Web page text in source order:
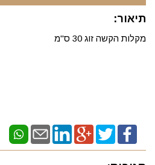
תיאור:
מקלות הקשה זוג 30 ס"מ